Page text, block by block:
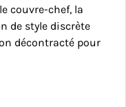
couvre-chef, la
de style discrète
décontracté pour